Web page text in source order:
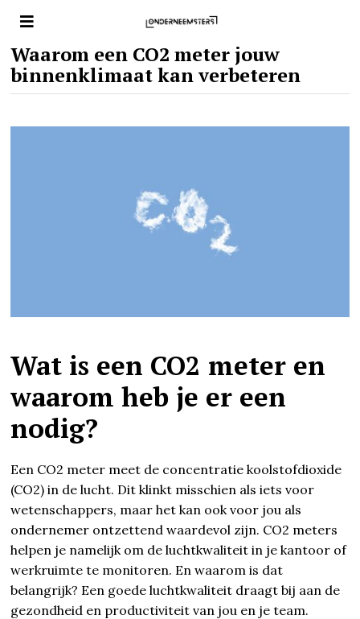
Waarom een CO2 meter jouw
binnenklimaat kan verbeteren
Wat is een CO2 meter en
waarom heb je er een
nodig?
Een CO2 meter meet de concentratie koolstofdioxide
(CO2) in de lucht. Dit klinkt misschien als iets voor
wetenschappers, maar het kan ook voor jou als
ondernemer ontzettend waardevol zijn. CO2 meters
helpen je namelijk om de luchtkwaliteit in je kantoor of
werkruimte te monitoren. En waarom is dat
belangrijk? Een goede luchtkwaliteit draagt bij aan de
gezondheid en productiviteit van jou en je team.